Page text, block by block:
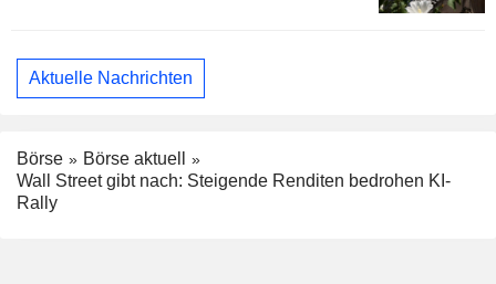
Aktuelle Nachrichten
Börse
Börse aktuell
Wall Street gibt nach: Steigende Renditen bedrohen KI-
Rally